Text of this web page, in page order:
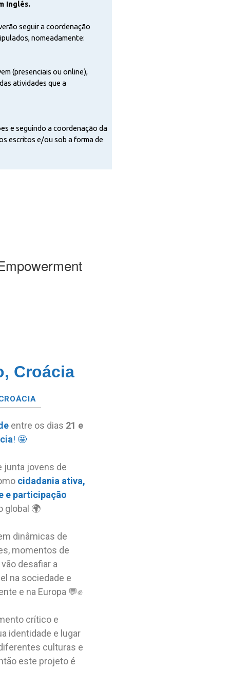
Croácia
entre os dias 21 e
! 🤩
junta jovens de
cidadania ativa,
e participação
global 🌍
dinâmicas de
momentos de
desafiar a
na sociedade e
e na Europa 💬✊
crítico e
identidade e lugar
culturas e
este projeto é